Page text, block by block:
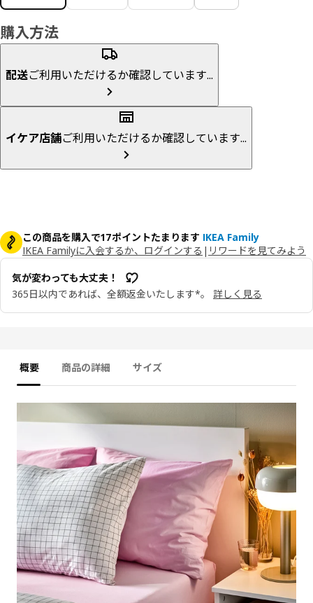
購入方法
配送ご利用いただけるか確認しています...
イケア店舗ご利用いただけるか確認しています...
この商品を購入で17ポイントたまります IKEA Family
IKEA Familyに入会するか、ログインする | リワードを見てみよう
気が変わっても大丈夫！
365日以内であれば、全額返金いたします*。
詳しく見る
概要 商品の詳細 サイズ